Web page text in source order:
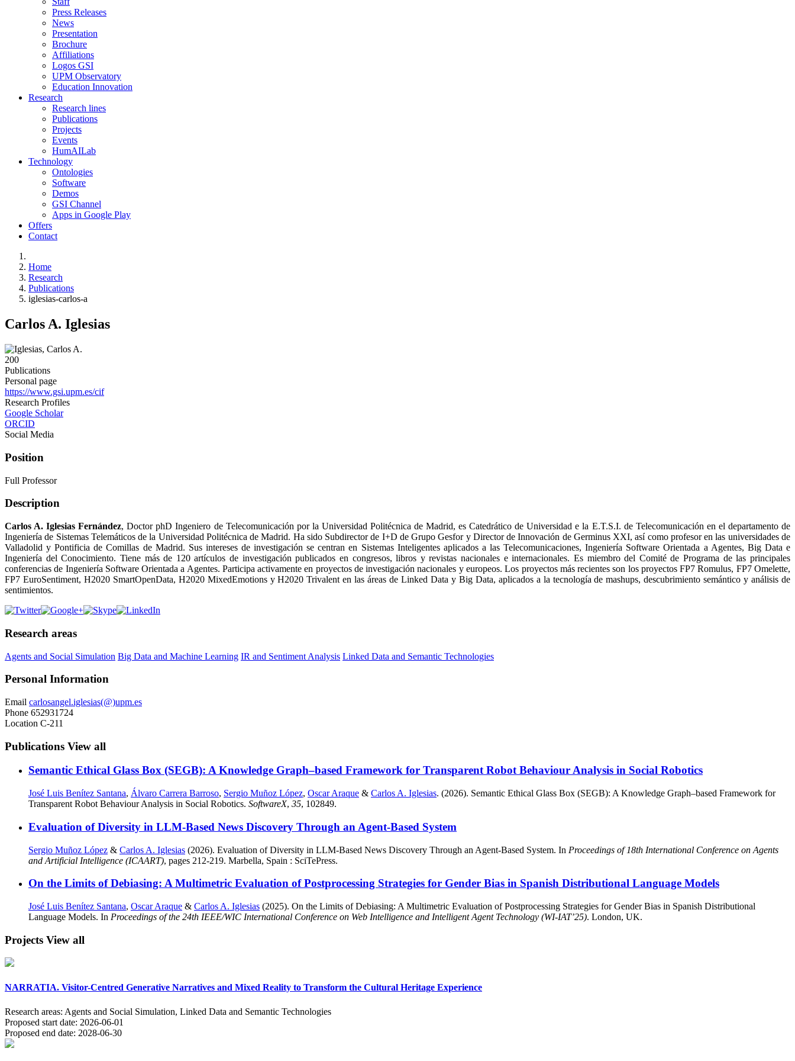
Press Releases
News
Presentation
Brochure
Affiliations
Logos GSI
UPM Observatory
Education Innovation
Research
Research lines
Publications
Projects
Events
HumAILab
Technology
Ontologies
Software
Demos
GSI Channel
Apps in Google Play
Offers
Contact
Home
Research
Publications
iglesias-carlos-a
Carlos A. Iglesias
200
Publications
Personal page
https://www.gsi.upm.es/cif
Research Profiles
Google Scholar
ORCID
Social Media
Position
Full Professor
Description
Carlos A. Iglesias Fernández, Doctor phD Ingeniero de Telecomunicación por la Universidad Politécnica de Madrid, es Catedrático de Universidad e la E.T.S.I. de Telecomunicación en el departamento de
Ingeniería de Sistemas Telemáticos de la Universidad Politécnica de Madrid. Ha sido Subdirector de I+D de Grupo Gesfor y Director de Innovación de Germinus XXI, así como profesor en las universidades de
Valladolid y Pontificia de Comillas de Madrid. Sus intereses de investigación se centran en Sistemas Inteligentes aplicados a las Telecomunicaciones, Ingeniería Software Orientada a Agentes, Big Data e
Ingeniería del Conocimiento. Tiene más de 120 artículos de investigación publicados en congresos, libros y revistas nacionales e internacionales. Es miembro del Comité de Programa de las principales
conferencias de Ingeniería Software Orientada a Agentes. Participa activamente en proyectos de investigación nacionales y europeos. Los proyectos más recientes son los proyectos FP7 Romulus, FP7 Omelette,
FP7 EuroSentiment, H2020 SmartOpenData, H2020 MixedEmotions y H2020 Trivalent en las áreas de Linked Data y Big Data, aplicados a la tecnología de mashups, descubrimiento semántico y análisis de
sentimientos.
Research areas
Agents and Social Simulation Big Data and Machine Learning IR and Sentiment Analysis Linked Data and Semantic Technologies
Personal Information
Email carlosangel.iglesias(@)upm.es
Phone 652931724
Location C-211
Publications View all
Semantic Ethical Glass Box (SEGB): A Knowledge Graph–based Framework for Transparent Robot Behaviour Analysis in Social Robotics
José Luis Benítez Santana, Álvaro Carrera Barroso, Sergio Muñoz López, Oscar Araque & Carlos A. Iglesias. (2026). Semantic Ethical Glass Box (SEGB): A Knowledge Graph–based Framework for
Transparent Robot Behaviour Analysis in Social Robotics. SoftwareX, 35, 102849.
Evaluation of Diversity in LLM-Based News Discovery Through an Agent-Based System
Sergio Muñoz López & Carlos A. Iglesias (2026). Evaluation of Diversity in LLM-Based News Discovery Through an Agent-Based System. In Proceedings of 18th International Conference on Agents
and Artificial Intelligence (ICAART), pages 212-219. Marbella, Spain : SciTePress.
On the Limits of Debiasing: A Multimetric Evaluation of Postprocessing Strategies for Gender Bias in Spanish Distributional Language Models
José Luis Benítez Santana, Oscar Araque & Carlos A. Iglesias (2025). On the Limits of Debiasing: A Multimetric Evaluation of Postprocessing Strategies for Gender Bias in Spanish Distributional
Language Models. In Proceedings of the 24th IEEE/WIC International Conference on Web Intelligence and Intelligent Agent Technology (WI-IAT’25). London, UK.
Projects View all
NARRATIA. Visitor-Centred Generative Narratives and Mixed Reality to Transform the Cultural Heritage Experience
Research areas: Agents and Social Simulation, Linked Data and Semantic Technologies
Proposed start date: 2026-06-01
Proposed end date: 2028-06-30